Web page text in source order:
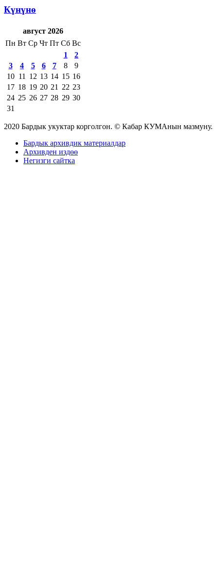
Күнүнө
август 2026
Пн Вт Ср Чт Пт Сб Вс
1
2
3
4 5 6 7 8
9
10 11 12 13 14 15 16
17 18 19 20 21 22 23
24 25 26 27 28 29 30
31
2020 Бардык укуктар корголгон. © Кабар КУМАнын мазмуну.
Бардык архивдик материалдар
Архивден издөө
Негизги сайтка